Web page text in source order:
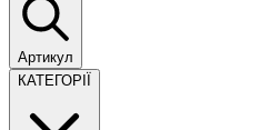
Артикул
КАТЕГОРІЇ